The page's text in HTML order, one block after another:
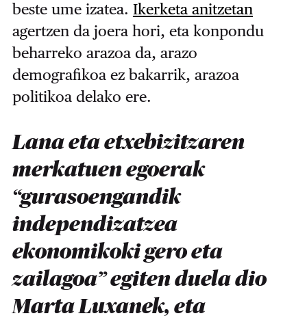
beste ume izatea. Ikerketa anitzetan
agertzen da joera hori, eta konpondu
beharreko arazoa da, arazo
demografikoa ez bakarrik, arazoa
politikoa delako ere.
Lana eta etxebizitzaren
merkatuen egoerak
“gurasoengandik
independizatzea
ekonomikoki gero eta
zailagoa” egiten duela dio
Marta Luxanek, eta